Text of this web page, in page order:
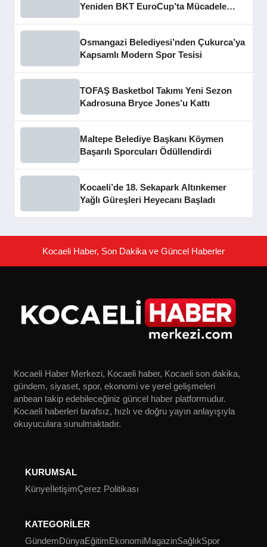
Yeniden BKT EuroCup’ta Mücadele
Osmangazi Belediyesi’nden Çukurca’ya
Kapsamlı Modern Spor Tesisi
TOFAŞ Basketbol Takımı Yeni Sezon
Kadrosuna Bryce Jones’u Kattı
Maltepe Belediye Başkanı Köymen
Başarılı Sporcuları Ödüllendirdi
Kocaeli’de 18. Sekapark Altınkemer
Yağlı Güreşleri Heyecanı Başladı
Kocaeli Haber, Son Dakika ve Güncel Haberler
Kocaeli Haber Merkezi, Kocaeli haber, Kocaeli son dakika,
gündem, siyaset, spor, ekonomi ve yerel gelişmeleri
anbean takip edebileceğiniz güncel haber platformudur.
Kocaeli haberleri tarafsız, hızlı ve doğru yayın anlayışıyla
okuyuculara sunulmaktadır.
KURUMSAL
KünyeİletişimÇerez Politikası
KATEGORİLER
GündemDünyaEğitimEkonomiMagazinSağlıkSpor